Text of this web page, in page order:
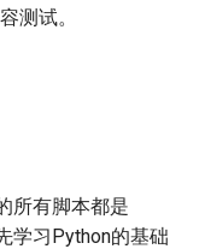
测试。
所有脚本都是
学习Python的基础